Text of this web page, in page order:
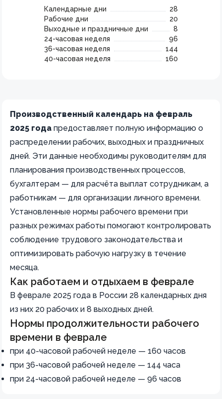
Календарные дни
28
Рабочие дни
20
Выходные и праздничные дни
8
24-часовая неделя
96
36-часовая неделя
144
40-часовая неделя
160
Производственный календарь на февраль
2025 года предоставляет полную информацию о
распределении рабочих, выходных и праздничных
дней. Эти данные необходимы руководителям для
планирования производственных процессов,
бухгалтерам — для расчёта выплат сотрудникам, а
работникам — для организации личного времени.
Установленные нормы рабочего времени при
разных режимах работы помогают контролировать
соблюдение трудового законодательства и
оптимизировать рабочую нагрузку в течение
месяца.
Как работаем и отдыхаем в феврале
В феврале 2025 года в России 28 календарных дня
из них 20 рабочих и 8 выходных дней.
Нормы продолжительности рабочего
времени в феврале
при 40-часовой рабочей неделе — 160 часов
при 36-часовой рабочей неделе — 144 часа
при 24-часовой рабочей неделе — 96 часов